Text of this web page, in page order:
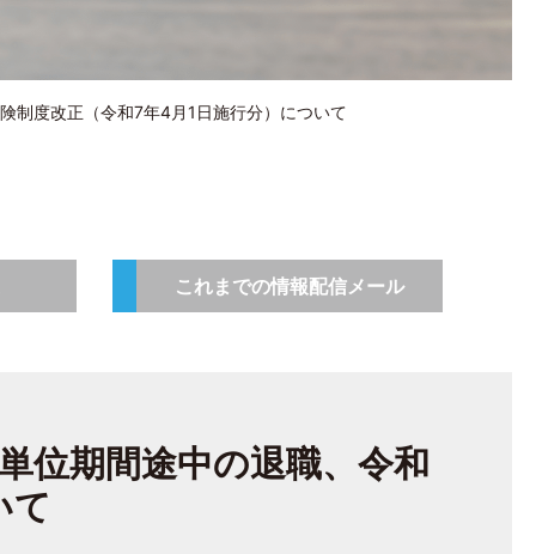
制度改正（令和7年4月1日施行分）について
これまでの情報配信メール
位期間途中の退職、令和
て